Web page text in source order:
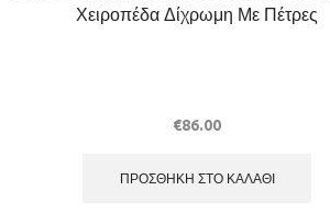
Χειροπέδα Δίχρωμη Με Πέτρες
€86.00
ΠΡΟΣΘΉΚΗ ΣΤΟ ΚΑΛΆΘΙ